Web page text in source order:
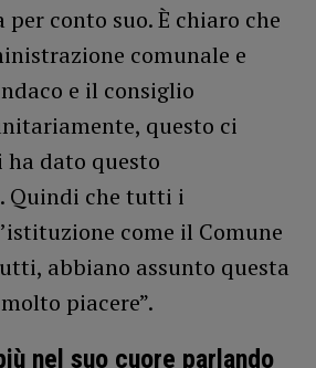
per conto suo. È chiaro che
comunale e
e il consiglio
questo ci
dato questo
Quindi che tutti i
come il Comune
abbiano assunto questa
piacere”.
nel suo cuore parlando